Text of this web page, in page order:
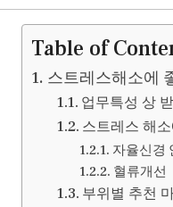
Table of
스트레스해소에
업무특성 상
스트레스 해
자율신경
혈류개선
부위별 추천